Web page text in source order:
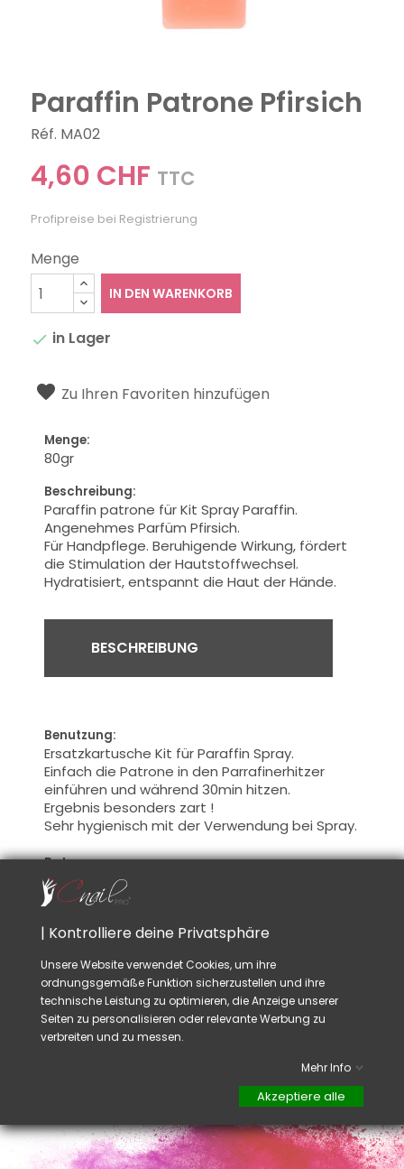
Paraffin Patrone Pfirsich
Réf. MA02
4,60 CHF TTC
Profipreise bei Registrierung
Menge
IN DEN WARENKORB
 in Lager
Zu Ihren Favoriten hinzufügen
Menge:
80gr
Beschreibung:
Paraffin patrone für Kit Spray Paraffin.
AngenehmesParfüm Pfirsich.
Für Handpflege. Beruhigende Wirkung, fördert
die Stimulation der Hautstoffwechsel.
Hydratisiert, entspanntdie Haut der Hände.
BESCHREIBUNG
Benutzung:
Ersatzkartusche Kit für Paraffin Spray.
Einfach die Patrone in denParrafinerhitzer
einführen und während30min hitzen.
Ergebnis besonders zart !
Sehr hygienisch mit der Verwendung bei Spray.
Rat:
Denken Sie daran,
auf derPatrone
Papiertuch oder Zellophan, um einen sauberen
Rechnen Sie mitmindestenseine halbe
Patronepro Kunde,wenn Siezu wenigParaffin
anwenden, wird es schwierigersein umzu
entfernen.
| Kontrolliere deine Privatsphäre
Unsere Website verwendet Cookies, um ihre
ordnungsgemäße Funktion sicherzustellen und ihre
technische Leistung zu optimieren, die Anzeige unserer
Seiten zu personalisieren oder relevante Werbung zu
verbreiten und zu messen.
Mehr Info
Akzeptiere alle